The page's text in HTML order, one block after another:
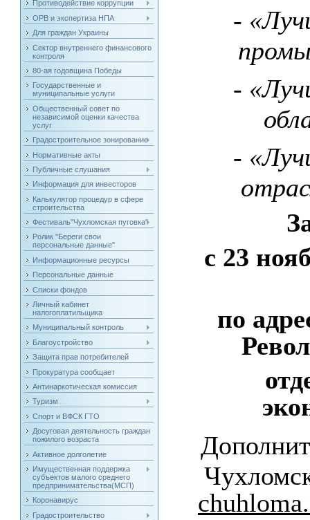
Противодействие коррупции
ОРВ и экспертиза НПА
Для граждан Украины
Сектор внутреннего финансового
контроля
80-ая годовщина Победы
Государственные и
муниципальные услуги
Общественный совет по
независимой оценки качества
услуг
Градостроительное зонирование
Нормативные акты
Публичные слушания
Информация для инвесторов
Калькулятор процедур в сфере
строительства
Фестиваль"Чухломская пуговка"
Ролик "Береги свои
персональные данные"
Информационные ресурсы
Персональные данные
Списки фондов
Личный кабинет
налогоплатильщика
Муниципальный контроль
Благоустройство
Защита прав потребителей
Прокуратура сообщает
Антинаркотическая комиссия
Туризм
Спорт и ВФСК ГТО
Досуговая деятельность граждан
пожилого возраста
Активное долголетие
Имущественная поддержка
субъектов малого среднего
предпринимательства(МСП)
Коронавирус
Градостроительство
-
-
-
с 23
по